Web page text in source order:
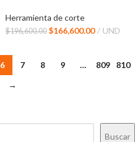
Buscar
Herramienta de corte
$196,600.00 $166,600.00 UND
6 7 8 9 … 809
810
→